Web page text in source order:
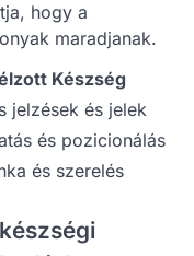
hogy a
maradjanak.
Készség
jelzések és jelek
és pozicionálás
és szerelés